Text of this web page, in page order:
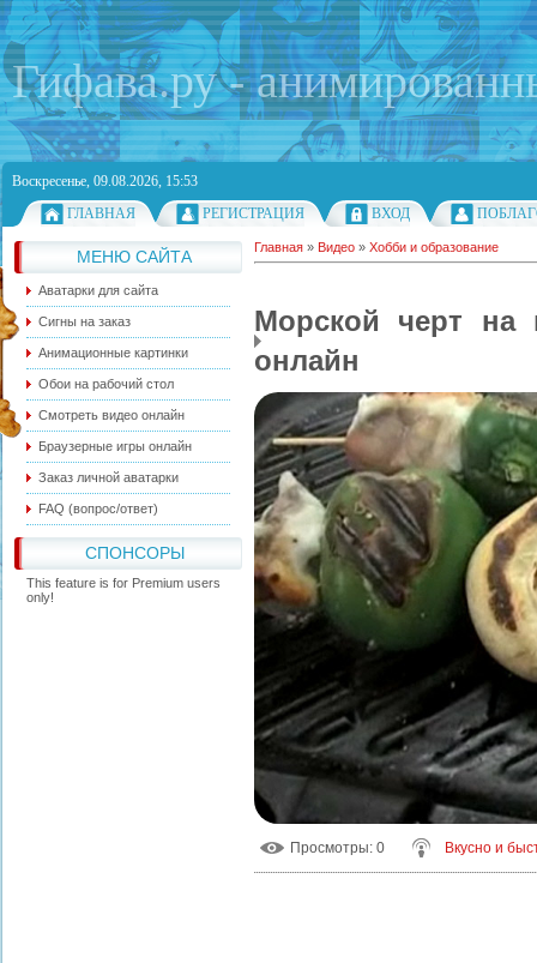
Гифава.ру -
Воскресенье, 09.08.2026, 15:53
ГЛАВНАЯ
РЕГИСТРАЦИЯ ВХОД
МЕНЮ САЙТА
Аватарки для сайта
Сигны на заказ
Анимационные картинки
Обои на рабочий стол
Смотреть видео онлайн
Браузерные игры онлайн
Заказ личной аватарки
FAQ (вопрос/ответ)
СПОНСОРЫ
This feature is for Premium users
only!
Главная » Видео » Хобби и образование
Морской черт на
онлайн
Просмотры: 0 Вкусно и